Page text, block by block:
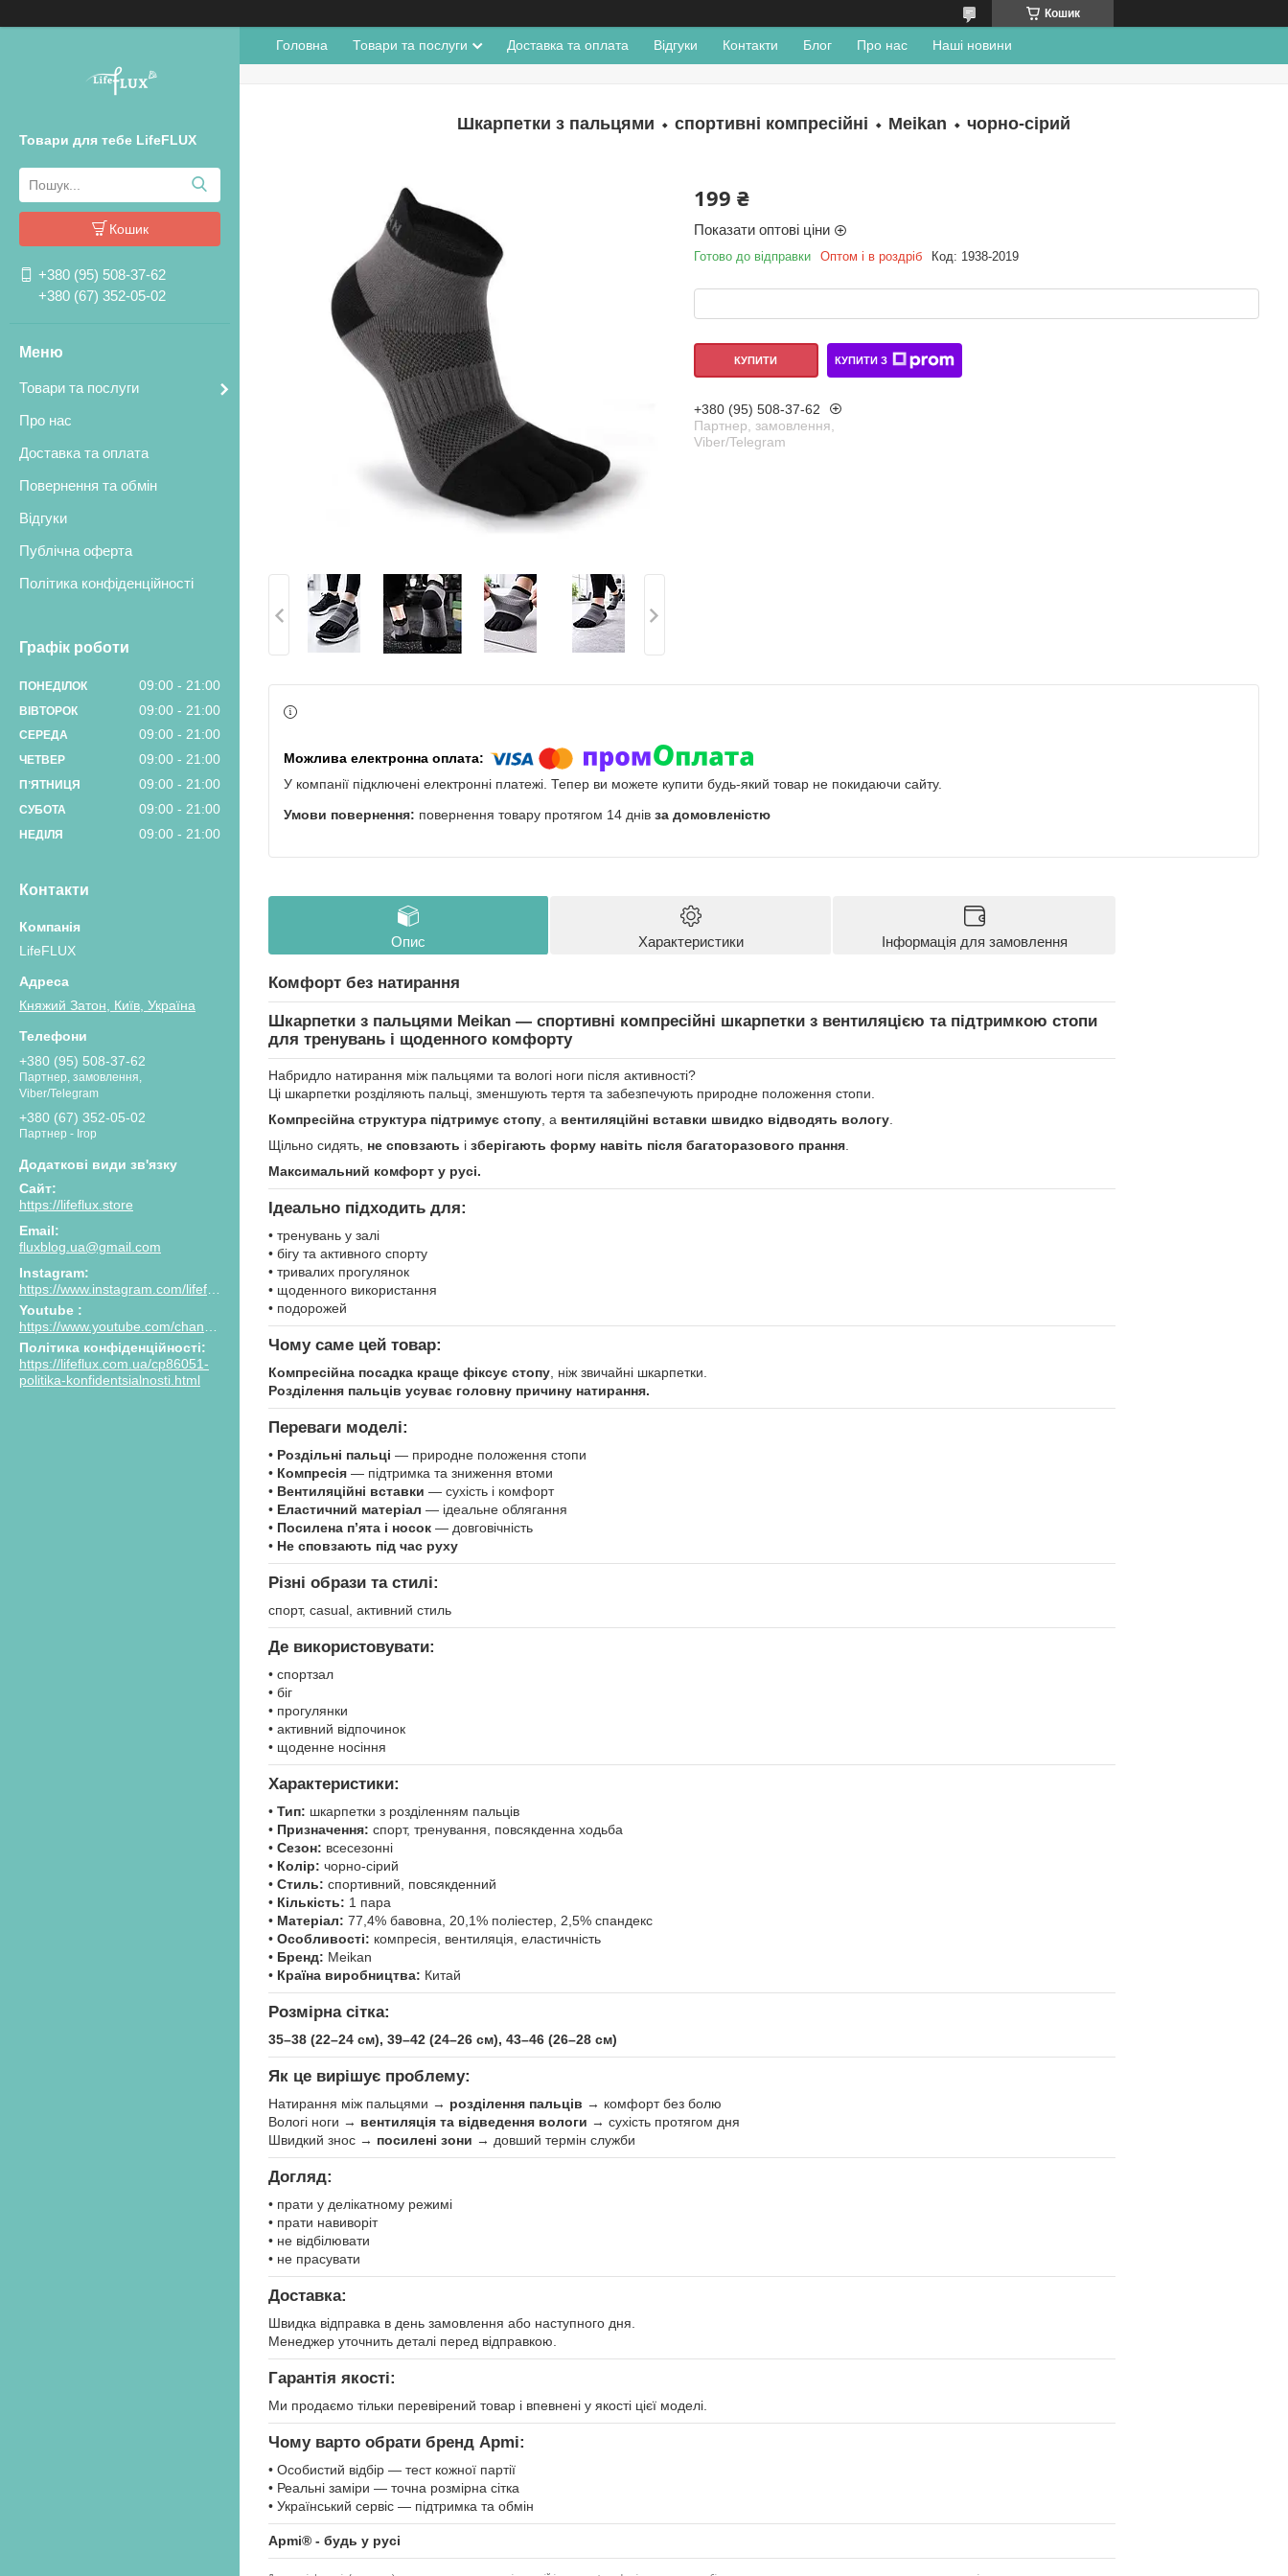
Кошик
Товари для тебе LifeFLUX
Кошик
+380 (95) 508-37-62
+380 (67) 352-05-02
Товари та послуги
Про нас
Доставка та оплата
Повернення та обмін
Відгуки
Публічна оферта
Політика конфіденційності
Графік роботи
ПОНЕДІЛОК 09:00 21:00
ВІВТОРОК 09:00 21:00
СЕРЕДА 09:00 21:00
ЧЕТВЕР 09:00 21:00
ПʼЯТНИЦЯ 09:00 21:00
СУБОТА 09:00 21:00
НЕДІЛЯ 09:00 21:00
Контакти
LifeFLUX
Княжий Затон, Київ, Україна
+380 (95) 508-37-62
Партнер, замовлення,
Viber/Telegram
+380 (67) 352-05-02
Партнер - Ігор
https://lifeflux.store
fluxblog.ua@gmail.com
Instagram
https://www.instagram.com/lifeflux.ua
Youtube
https://www.youtube.com/channel/UCPIasy4xKoClKZ7euVHI_AQ/featured
Політика конфіденційності
https://lifeflux.com.ua/cp86051-
politika-konfidentsialnosti.html
Головна Товари та послуги Доставка та оплата Відгуки Контакти Блог Про нас Наші новини
Шкарпетки з пальцями ⬩ спортивні компресійні ⬩ Meikan ⬩ чорно-сірий
199 ₴
Показати оптові ціни
Готово до відправки Оптом і в роздріб Код: 1938-2019
КУПИТИ КУПИТИ З
+380 (95) 508-37-62
Партнер, замовлення,
Viber/Telegram
У компанії підключені електронні платежі. Тепер ви можете купити будь-який товар не покидаючи сайту.
повернення товару протягом 14 днів за домовленістю
Опис Характеристики Інформація для замовлення
Комфорт без натирання
Шкарпетки з пальцями Meikan — спортивні компресійні шкарпетки з вентиляцією та підтримкою стопи
для тренувань і щоденного комфорту
Набридло натирання між пальцями та вологі ноги після активності?
Ці шкарпетки розділяють пальці, зменшують тертя та забезпечують природне положення стопи.
Компресійна структура підтримує стопу , а вентиляційні вставки швидко відводять вологу
Щільно сидять, не сповзають і зберігають форму навіть після багаторазового прання
Максимальний комфорт у русі.
Ідеально підходить для:
• тренувань у залі
• бігу та активного спорту
• тривалих прогулянок
• щоденного використання
• подорожей
Чому саме цей товар:
Компресійна посадка краще фіксує стопу , ніж звичайні шкарпетки.
Розділення пальців усуває головну причину натирання.
Переваги моделі:
• Роздільні пальці — природне положення стопи
• Компресія — підтримка та зниження втоми
• Вентиляційні вставки — сухість і комфорт
• Еластичний матеріал — ідеальне облягання
• Посилена п’ята і носок — довговічність
• Не сповзають під час руху
Різні образи та стилі:
спорт, casual, активний стиль
Де використовувати:
• спортзал
• біг
• прогулянки
• активний відпочинок
• щоденне носіння
Характеристики:
• Тип: шкарпетки з розділенням пальців
• Призначення: спорт, тренування, повсякденна ходьба
• Сезон: всесезонні
• Колір: чорно-сірий
• Стиль: спортивний, повсякденний
• Кількість: 1 пара
• Матеріал: 77,4% бавовна, 20,1% поліестер, 2,5% спандекс
• Особливості: компресія, вентиляція, еластичність
• Бренд: Meikan
• Країна виробництва: Китай
Розмірна сітка:
35–38 (22–24 см), 39–42 (24–26 см), 43–46 (26–28 см)
Як це вирішує проблему:
Натирання між пальцями → розділення пальців → комфорт без болю
Вологі ноги → вентиляція та відведення вологи → сухість протягом дня
Швидкий знос → посилені зони → довший термін служби
Догляд:
• прати у делікатному режимі
• прати навиворіт
• не відбілювати
• не прасувати
Доставка:
Швидка відправка в день замовлення або наступного дня.
Менеджер уточнить деталі перед відправкою.
Гарантія якості:
Ми продаємо тільки перевірений товар і впевнені у якості цієї моделі.
Чому варто обрати бренд Apmi:
• Особистий відбір — тест кожної партії
• Реальні заміри — точна розмірна сітка
• Український сервіс — підтримка та обмін
Apmi® - будь у русі